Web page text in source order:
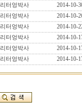
리터엉박사 2014-10-
리터엉박사 2014-10-
리터엉박사 2014-10-
리터엉박사 2014-10-
리터엉박사 2014-10-
리터엉박사 2014-10-